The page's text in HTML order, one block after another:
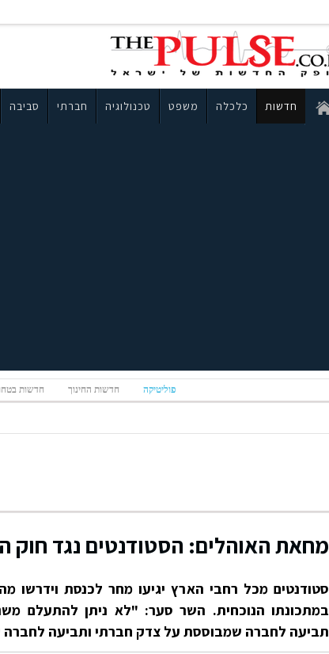
חדשות כלכלה משפט טכנולוגיה חברתי סביבה
פוליטיקה חדשות החינוך חדשות
מחאת האוהלים: הסטודנטים נגד חוק
סטודנטים מכל רחבי הארץ יגיעו מחר לכנסת וידרשו
במתכונתו הנוכחית. השר סער: "לא ניתן להתעלם
תביעה לחברה שמבוססת על צדק חברתי ותביעה לחברה